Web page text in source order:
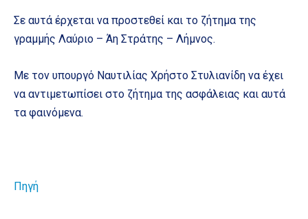
Σε αυτά έρχεται να προστεθεί και το ζήτημα της
γραμμής Λαύριο – Άη Στράτης – Λήμνος.
Με τον υπουργό Ναυτιλίας Χρήστο Στυλιανίδη να έχει
να αντιμετωπίσει στο ζήτημα της ασφάλειας και αυτά
τα φαινόμενα.
Πηγή